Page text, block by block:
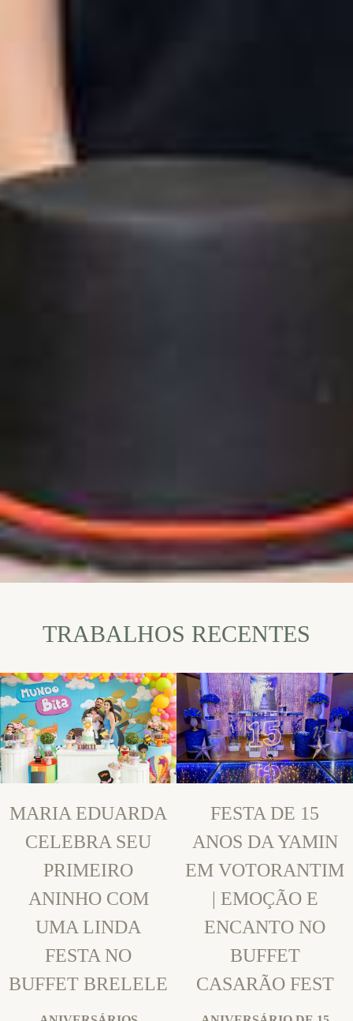
TRABALHOS RECENTES
MARIA EDUARDA
CELEBRA SEU
PRIMEIRO
ANINHO COM
UMA LINDA
FESTA NO
BUFFET BRELELE
FESTA DE 15
ANOS DA YAMIN
EM VOTORANTIM
| EMOÇÃO E
ENCANTO NO
BUFFET
CASARÃO FEST